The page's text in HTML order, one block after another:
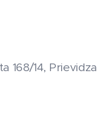
168/14, Prievidza